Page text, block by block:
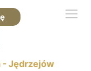
- Jędrzejów